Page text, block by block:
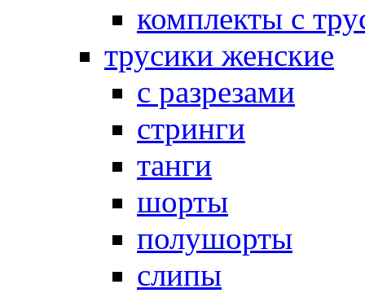
комплекты с
трусики женские
с разрезами
стринги
танги
шорты
полушорты
слипы